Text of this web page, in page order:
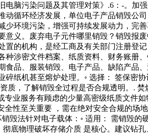
电脑污染问题及其管理对策》.6：-。加
动循环经济发展，单位电子产品销毁公
少环境污染，增强可持续发展动力，完
意义。废弃电子元件哪里销毁？销毁报
置的机构，是经工商及有关部门注册登
种涉密文件档案、纸质资料、财务账册
食品、服装销毁、电子产品、缺陷产品
碎纸机甚至熔炉处理。◦ 选择： 签保密协
质，了解销毁全过程是否合规透明。. 焚
专业服务有顾虑的少量高密级纸质文件如
全性至关重要 ，需在绝对安全合规的场
毁法针对电子载体：◦ 适用： 需销毁的
彻底物理破坏存储介质 是核心。建议钻孔